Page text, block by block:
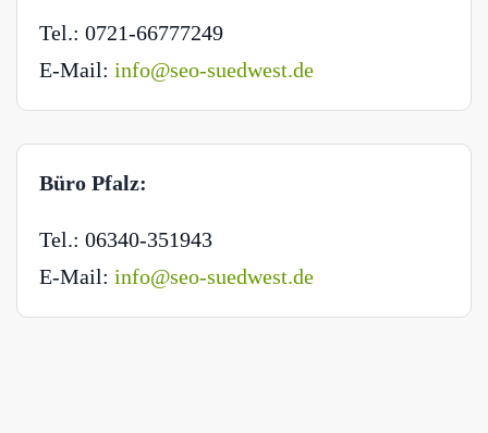
Tel.: 0721-66777249
E-Mail: info@seo-suedwest.de
Büro Pfalz:
Tel.: 06340-351943
E-Mail: info@seo-suedwest.de